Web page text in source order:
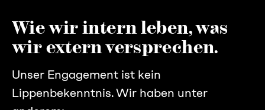
Wie wir intern leben, was
wir extern versprechen.
Unser Engagement ist kein
Lippenbekenntnis. Wir haben unter